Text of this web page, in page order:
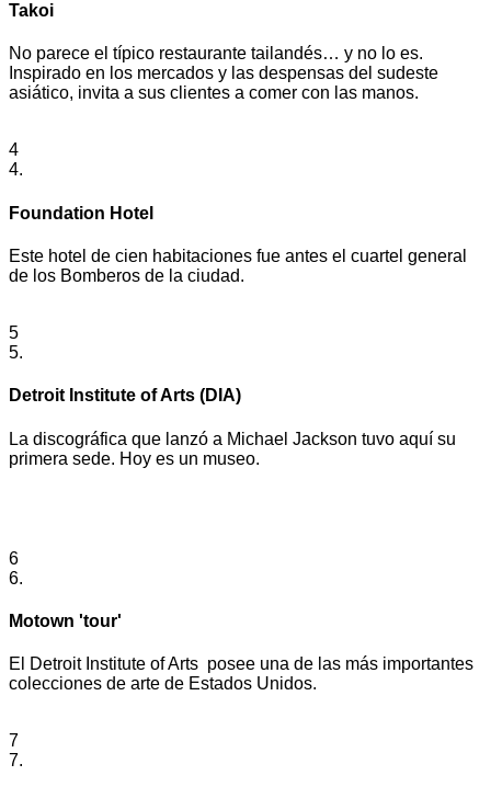
Takoi
No parece el típico restaurante tailandés… y no lo es.
Inspirado en los mercados y las despensas del sudeste
asiático, invita a sus clientes a comer con las manos.
4
4.
Foundation Hotel
Este hotel de cien habitaciones fue antes el cuartel general
de los Bomberos de la ciudad.
5
5.
Detroit Institute of Arts (DIA)
La discográfica que lanzó a Michael Jackson tuvo aquí su
primera sede. Hoy es un museo.
6
6.
Motown 'tour'
El Detroit Institute of Arts posee una de las más importantes
colecciones de arte de Estados Unidos.
7
7.